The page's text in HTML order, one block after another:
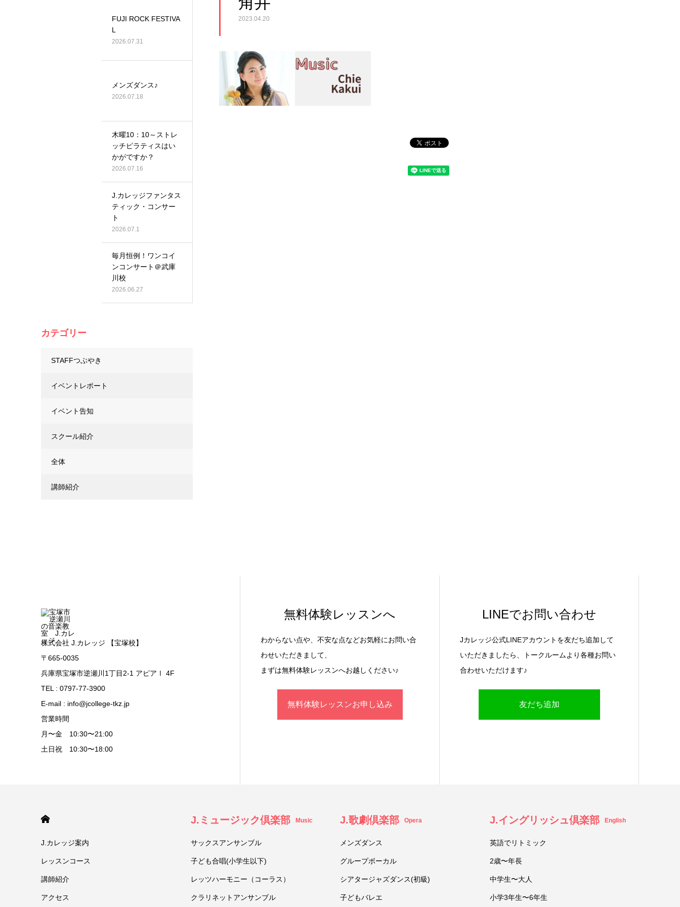
2023.04.20
FUJI ROCK FESTIVA
L
2026.07.31
メンズダンス♪
2026.07.18
木曜10：10～ストレ
ッチピラティスはい
かがですか？
2026.07.16
J.カレッジファンタス
ティック・コンサー
ト
2026.07.1
毎月恒例！ワンコイ
ンコンサート＠武庫
川校
2026.06.27
カテゴリー
STAFFつぶやき
イベントレポート
イベント告知
スクール紹介
全体
講師紹介
株式会社 J.カレッジ 【宝塚校】
〒665-0035
兵庫県宝塚市逆瀬川1丁目2-1 アピアⅠ 4F
TEL : 0797-77-3900
E-mail : info@jcollege-tkz.jp
営業時間
月〜金 10:30〜21:00
土日祝 10:30〜18:00
無料体験レッスンへ
わからない点や、不安な点などお気軽にお問い合
わせいただきまして、
まずは無料体験レッスンへお越しください♪
無料体験レッスンお申し込み
LINEでお問い合わせ
Jカレッジ公式LINEアカウントを友だち追加して
いただきましたら、トークルームより各種お問い
合わせいただけます♪
友だち追加
J.カレッジ案内
レッスンコース
講師紹介
アクセス
J.ミュージック倶楽部 Music
サックスアンサンブル
子ども合唱(小学生以下)
レッツハーモニー（コーラス）
クラリネットアンサンブル
J.歌劇倶楽部 Opera
メンズダンス
グループボーカル
シアタージャズダンス(初級)
子どもバレエ
J.イングリッシュ倶楽部 English
英語でリトミック
2歳〜年長
中学生〜大人
小学3年生〜6年生